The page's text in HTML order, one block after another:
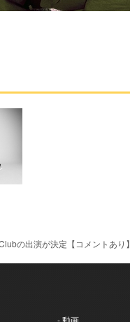
の出演が決定【コメントあり】